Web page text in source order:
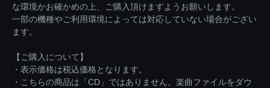
な環境かお確かめの上、ご購入頂けますようお願いします。
一部の機種やご利用環境によっては対応していない場合がござい
ます。
【ご購入について】
・表示価格は税込価格となります。
・こちらの商品は「CD」ではありません。楽曲ファイルをダウ